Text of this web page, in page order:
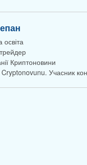
Криптоновини
Cryptonovunu. Учасник